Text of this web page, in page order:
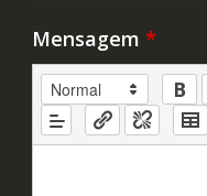
Mensagem *